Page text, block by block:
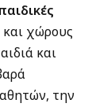
και χώρους
και
την